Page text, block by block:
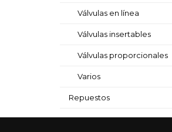
Válvulas en línea
Válvulas insertables
Válvulas proporcionales
Varios
Repuestos